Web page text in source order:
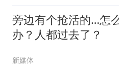
旁边有个抢活的…怎
办？人都过去了？
新媒体